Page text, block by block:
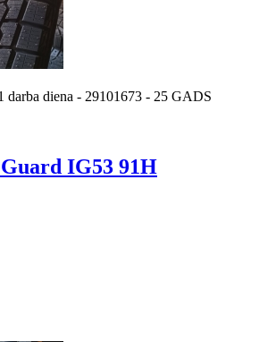
darba diena - 29101673 - 25 GADS
IG53 91H